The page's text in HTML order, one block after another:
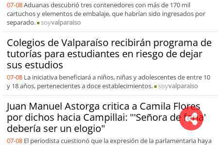
07-08Aduanas descubrió tres contenedores con más de 170 mil
cartuchos y elementos de embalaje, que habrían sido ingresados por
separado.
soyvalparaiso
Colegios de Valparaíso recibirán programa de
tutorías para estudiantes en riesgo de dejar
sus estudios
07-08 La iniciativa beneficiará a niños, niñas y adolescentes de entre 10
y 18 años, pertenecientes a doce establecimientos.
soyvalparaiso
Juan Manuel Astorga critica a Camila Flores
por dichos hacia Campillai: "'Señora de feria'
debería ser un elogio"
07-08 El periodista cuestionó que la expresión de la parlamentaria haya